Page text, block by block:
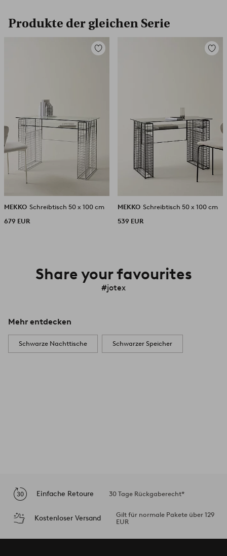
Produkte der gleichen Serie
Zu
MEKKO Schreibtisch 50 x 100 cm
679 EUR
Zu
MEKKO Schreibtisch 50 x 100 cm
539 EUR
Share your favourites
#jotex
Mehr entdecken
Schwarze Nachttische Schwarzer Speicher
Einfache Retoure 30 Tage Rückgaberecht*
Kostenloser Versand
Gilt für normale Pakete über 129
EUR